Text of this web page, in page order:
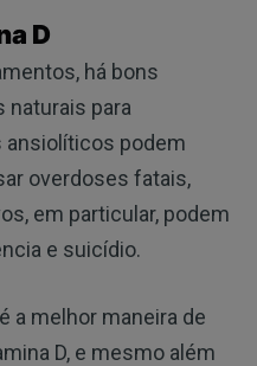
D
há bons
naturais para
ansiolíticos podem
overdoses fatais,
em particular, podem
e suicídio.
a melhor maneira de
D, e mesmo além